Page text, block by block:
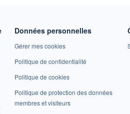
Données personnelles
Gérer mes cookies
Politique de confidentialité
Politique de cookies
Politique de protection des données
membres et visiteurs